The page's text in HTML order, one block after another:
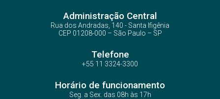
Administração Central
Rua dos Andradas, 140 - Santa Ifigênia
CEP 01208-000 – São Paulo – SP
Telefone
+55 11 3324-3300
Horário de funcionamento
Seg. a Sex. das 08h às 17h